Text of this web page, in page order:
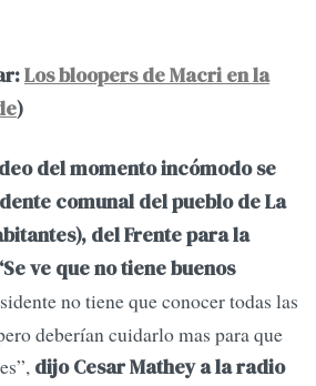
Los bloopers de Macri en la
)
del momento incómodo se
comunal del pueblo de La
del Frente para la
ve que no tiene buenos
no tiene que conocer todas las
deberían cuidarlo mas para que
dijo Cesar Mathey a la radio